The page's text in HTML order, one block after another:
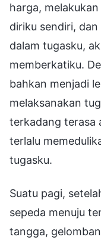
harga,
diriku sendiri,
dalam tugasku,
memberkatiku.
bahkan menjadi
melaksanakan
terkadang terasa
terlalu
tugasku.
Suatu pagi,
sepeda menuju
tangga,